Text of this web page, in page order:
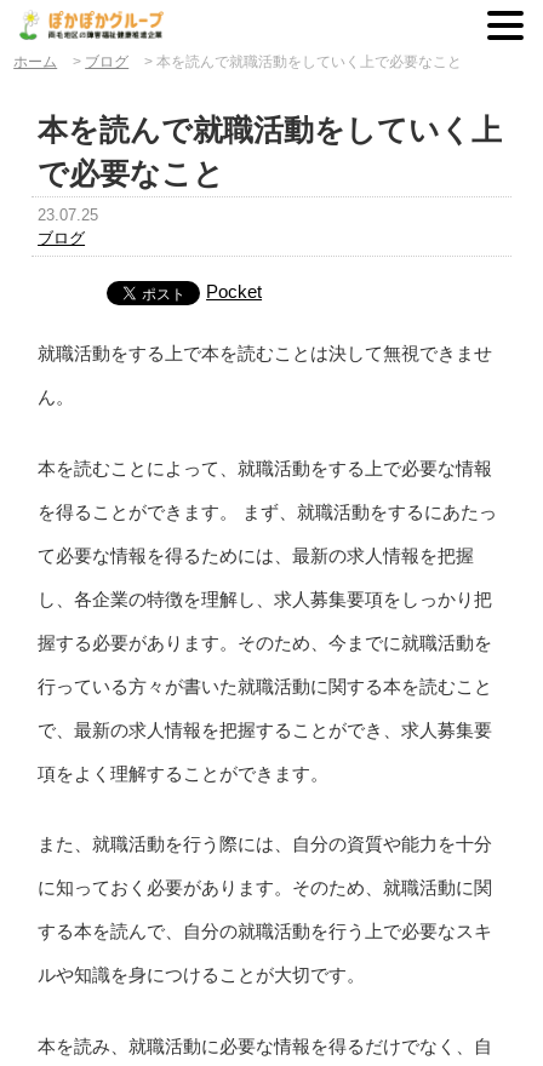
ホーム > ブログ >本を読んで就職活動をしていく上で必要なこと
本を読んで就職活動をしていく上
で必要なこと
23.07.25
ブログ
Pocket
就職活動をする上で本を読むことは決して無視できませ
ん。
本を読むことによって、就職活動をする上で必要な情報
を得ることができます。 まず、就職活動をするにあたっ
て必要な情報を得るためには、最新の求人情報を把握
し、各企業の特徴を理解し、求人募集要項をしっかり把
握する必要があります。そのため、今までに就職活動を
行っている方々が書いた就職活動に関する本を読むこと
で、最新の求人情報を把握することができ、求人募集要
項をよく理解することができます。
また、就職活動を行う際には、自分の資質や能力を十分
に知っておく必要があります。そのため、就職活動に関
する本を読んで、自分の就職活動を行う上で必要なスキ
ルや知識を身につけることが大切です。
本を読み、就職活動に必要な情報を得るだけでなく、自